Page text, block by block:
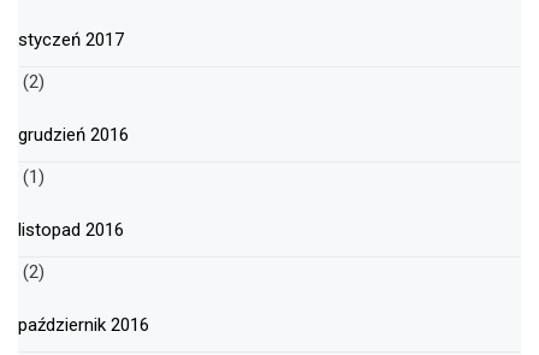
styczeń 2017
(2)
grudzień 2016
(1)
listopad 2016
(2)
październik 2016